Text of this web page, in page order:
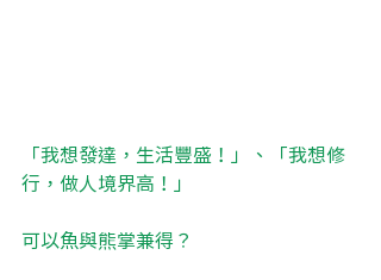
「我想發達，生活豐盛！」、「我想修
行，做人境界高！」
可以魚與熊掌兼得？